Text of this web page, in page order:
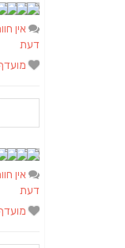
אין
דעת
אין
דעת